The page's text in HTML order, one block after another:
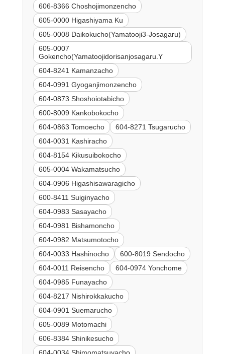
606-8366 Choshojimonzencho
605-0000 Higashiyama Ku
605-0008 Daikokucho(Yamatooji3-Josagaru)
605-0007
Gokencho(Yamatoojidorisanjosagaru.Y
604-8241 Kamanzacho
604-0991 Gyoganjimonzencho
604-0873 Shoshoiotabicho
600-8009 Kankobokocho
604-0863 Tomoecho
604-8271 Tsugarucho
604-0031 Kashiracho
604-8154 Kikusuibokocho
605-0004 Wakamatsucho
604-0906 Higashisawaragicho
600-8411 Suiginyacho
604-0983 Sasayacho
604-0981 Bishamoncho
604-0982 Matsumotocho
604-0033 Hashinocho
600-8019 Sendocho
604-0011 Reisencho
604-0974 Yonchome
604-0985 Funayacho
604-8217 Nishirokkakucho
604-0901 Suemarucho
605-0089 Motomachi
606-8384 Shinikesucho